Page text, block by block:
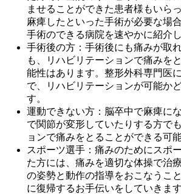
ませることができた患者様もいら
麻痺したといった手術が必要な場
手術のできる病院を速やかに紹介し
手術後の方：手術後にも痛みが取
も、リハビリテーションで痛みを
能性はあります。整形外科専門医
で、リハビリテーションが可能か
す。
運動できない方：脳卒中で麻痺に
で関節が変形していたりする方で
ョンで痛みをとることができる可
スポーツ選手：痛みのためにスポ
た方には、痛みを適切な体操で治
の姿勢と動作の指導をおこなうこ
に復帰するお手伝いをしていきます